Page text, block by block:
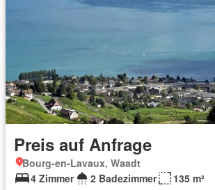
Preis auf Anfrage
Bourg-en-Lavaux, Waadt
4 Zimmer
2 Badezimmer 135 m²